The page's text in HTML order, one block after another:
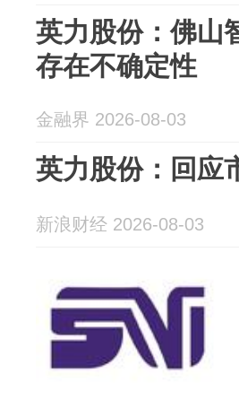
英力股份：佛山
存在不确定性
金融界 2026-08-03
英力股份：回应
新浪财经 2026-08-03